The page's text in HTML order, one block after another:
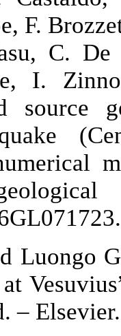
F.
C.
I.
source
Luongo
– Elsevier.